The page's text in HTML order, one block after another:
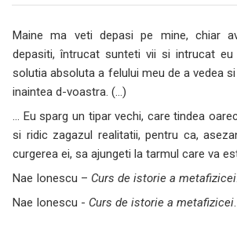
Maine ma veti depasi pe mine, chiar
depasiti, întrucat sunteti vii si intrucat
solutia absoluta a felului meu de a vedea
inaintea d-voastra. (…)
… Eu sparg un tipar vechi, care tindea
si ridic zagazul realitatii, pentru ca,
curgerea ei, sa ajungeti la tarmul care va
Nae Ionescu – Curs de istorie a metafizicei.
Nae Ionescu - Curs de istorie a metafizicei.